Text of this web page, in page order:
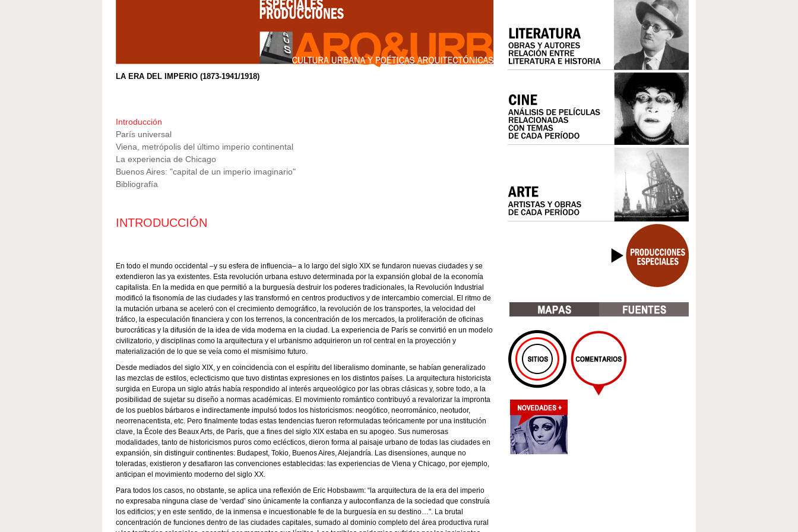
LA EXPERIENCIA SOVIÉTICA, DE LA GUERRA CIVIL A LA SEGUNDA GUERRA
LA SEGUNDA GUERRA MUNDIAL Y EL HOLOCAUSTO
EL MUNDO COLONIAL Y DEPENDIENTE
EL ESCENARIO COMUNISTA
IMPOSICIÓN Y CRISIS DEL NEOLIBERALISMO EN EL TERCER MUNDO
LA ERA DEL IMPERIO (1873-1941/1918)
Introducción
París universal
Viena, metrópolis del último imperio continental
La experiencia de Chicago
Buenos Aires: "capital de un imperio imaginario"
Bibliografía
INTRODUCCIÓN
En todo el mundo occidental –y su esfera de influencia– a lo largo del siglo XIX se fundaron nuevas ciudades y se
extendieron las ya existentes. Esta revolución urbana estuvo determinada por la expansión global de la economía
capitalista. En la medida en que permitió a la burguesía destruir los poderes tradicionales, la Revolución Industrial
modificó la fisonomía de las ciudades y las transformó en centros productivos y de intercambio comercial. El ritmo de
la mutación urbana se aceleró con el crecimiento demográfico, la revolución de los transportes, la velocidad del
tráfico, la especulación financiera y con los terrenos, la concentración de los mercados, la proliferación de oficinas
burocráticas y la difusión de la idea de vida moderna en la ciudad. La experiencia de París se convirtió en un modelo
civilizatorio, y disciplinas como la arquitectura y el urbanismo adquirieron un rol central en la proyección y
materialización de lo que se veía como el mismísimo futuro.
Desde mediados del siglo XIX, y en coincidencia con el espíritu del liberalismo dominante, se habían generalizado
las mezclas de estilos, eclecticismo que tuvo distintas expresiones en los distintos países. La arquitectura historicista
surgida en Europa un siglo atrás había respondido al interés arqueológico por las obras clásicas y, sobre todo, a la
posibilidad de sujetar su diseño a normas académicas. El movimiento romántico contribuyó a revalorizar la impronta
de los pueblos bárbaros e indirectamente impulsó todos los historicismos: neogótico, neorrománico, neotudor,
neorrenacentista, etc. Pero finalmente todas estas tendencias fueron reformuladas teóricamente por una institución
clave, la École des Beaux Arts, de París, que a fines del siglo XIX estaba en su apogeo. Sus numerosas
modalidades, tanto de historicismos puros como eclécticos, dieron forma al paisaje urbano de todas las ciudades en
expansión, sin distinguir continentes: Budapest, Tokio, Buenos Aires, Alejandría. Las disensiones, aunque no
toleradas, existieron y desafiaron las convenciones establecidas: las experiencias de Viena y Chicago, por ejemplo,
anticipan el movimiento moderno del siglo XX.
Para todos los casos, no obstante, se aplica una reflexión de Eric Hobsbawm: “la arquitectura de la era del imperio
no expresaba ninguna clase de ‘verdad’ sino únicamente la confianza y autoconfianza de la sociedad que construía
los edificios; y en este sentido, de la inmensa e incuestionable fe de la burguesía en su destino…”. La brutal
concentración de funciones dentro de las ciudades capitales, sumado al dominio completo del área productiva rural